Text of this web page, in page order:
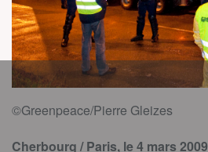
©Greenpeace/Pierre Gleizes
Cherbourg / Paris, le 4 mars 2009